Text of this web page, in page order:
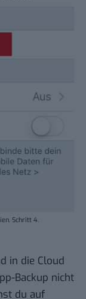
Schritt 4.
in die Cloud
Backup nicht
du auf